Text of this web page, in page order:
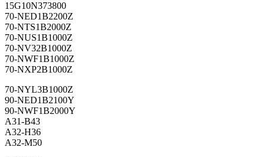
15G10N373800
70-NED1B2200Z
70-NTS1B2000Z
70-NUS1B1000Z
70-NV32B1000Z
70-NWF1B1000Z
70-NXP2B1000Z
70-NYL3B1000Z
90-NED1B2100Y
90-NWF1B2000Y
A31-B43
A32-H36
A32-M50